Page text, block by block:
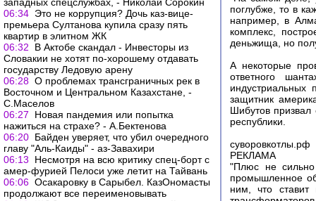
06:34 Это не коррупция? Дочь каз-вице-
премьера Султанова купила сразу пять
квартир в элитном ЖК
06:32
В Актобе скандал - Инвесторы из
Словакии не хотят по-хорошему отдавать
государству Ледовую арену
06:28 О проблемах трансграничных рек в
Восточном и Центральном Казахстане, -
С.Маселов
06:27
Новая пандемия или попытка
нажиться на страхе? - А.Бектенова
06:20 Байден уверяет, что убил очередного
главу "Аль-Каиды" - аз-Завахири
06:13
Несмотря на всю критику спец-борт с
амер-фурией Пелоси уже летит на Тайвань
06:06 Осакаровку в Сарыбел. КазОномасты
продолжают все переименовывать
поглубже, то в
например, в
комплекс,
деньжища, но
А некоторые
ответного
защитник
Шибутов призвал
республики.
суворовкотлы.рф
РЕКЛАМА
"Плюс не
промышленное
ним, что ставит